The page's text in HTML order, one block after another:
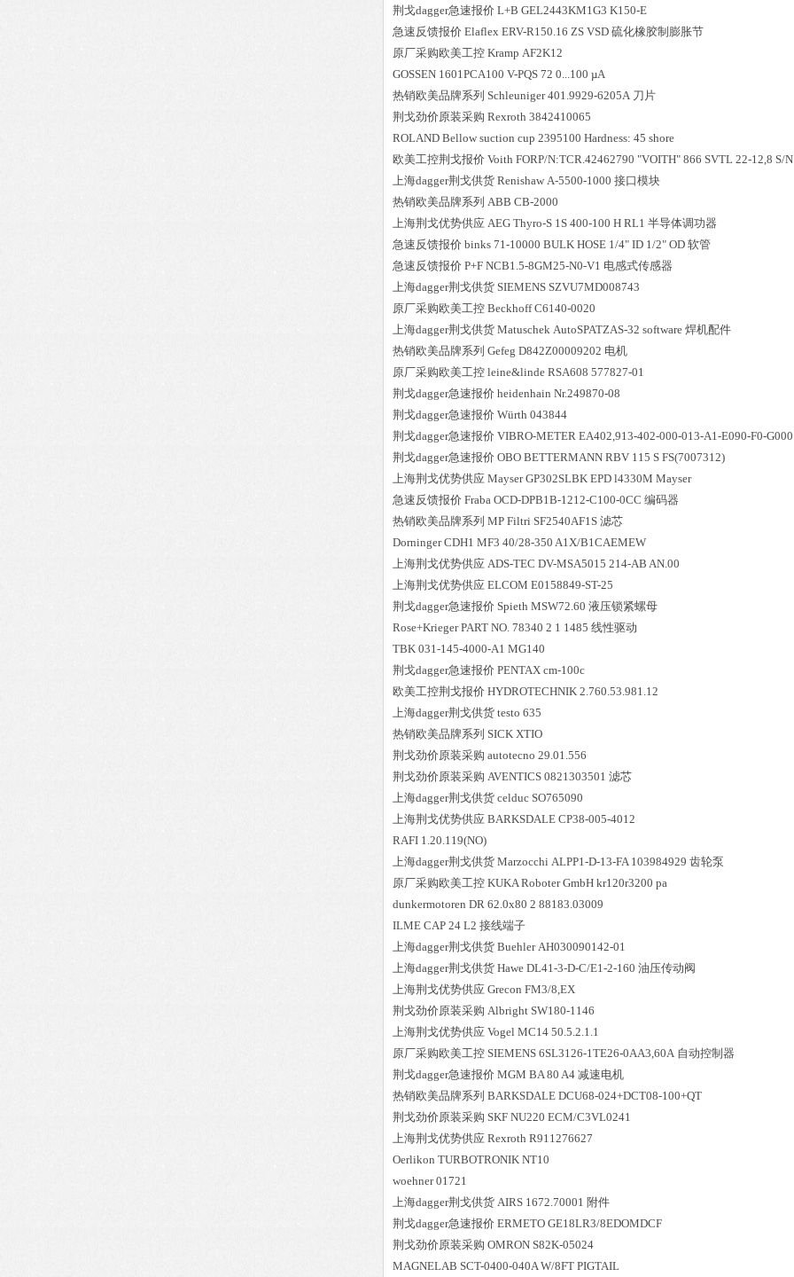
荆戈dagger急速报价 L+B GEL2443KM1G3 K150-E
急速反馈报价 Elaflex ERV-R150.16 ZS VSD 硫化橡胶制膨胀节
原厂采购欧美工控 Kramp AF2K12
GOSSEN 1601PCA100 V-PQS 72 0...100 µA
热销欧美品牌系列 Schleuniger 401.9929-6205A 刀片
荆戈劲价原装采购 Rexroth 3842410065
ROLAND Bellow suction cup 2395100 Hardness: 45 shore
欧美工控荆戈报价 Voith FORP/N:TCR.42462790 "VOITH" 866 SVTL 22-12,8 S/
上海dagger荆戈供货 Renishaw A-5500-1000 接口模块
热销欧美品牌系列 ABB CB-2000
上海荆戈优势供应 AEG Thyro-S 1S 400-100 H RL1 半导体调功器
急速反馈报价 binks 71-10000 BULK HOSE 1/4" ID 1/2" OD 软管
急速反馈报价 P+F NCB1.5-8GM25-N0-V1 电感式传感器
上海dagger荆戈供货 SIEMENS SZVU7MD008743
原厂采购欧美工控 Beckhoff C6140-0020
上海dagger荆戈供货 Matuschek AutoSPATZAS-32 software 焊机配件
热销欧美品牌系列 Gefeg D842Z00009202 电机
原厂采购欧美工控 leine&linde RSA608 577827-01
荆戈dagger急速报价 heidenhain Nr.249870-08
荆戈dagger急速报价 Würth 043844
荆戈dagger急速报价 VIBRO-METER EA402,913-402-000-013-A1-E090-F0-G000
荆戈dagger急速报价 OBO BETTERMANN RBV 115 S FS(7007312)
上海荆戈优势供应 Mayser GP302SLBK EPD l4330M Mayser
急速反馈报价 Fraba OCD-DPB1B-1212-C100-0CC 编码器
热销欧美品牌系列 MP Filtri SF2540AF1S 滤芯
Dorninger CDH1 MF3 40/28-350 A1X/B1CAEMEW
上海荆戈优势供应 ADS-TEC DV-MSA5015 214-AB AN.00
上海荆戈优势供应 ELCOM E0158849-ST-25
荆戈dagger急速报价 Spieth MSW72.60 液压锁紧螺母
Rose+Krieger PART NO. 78340 2 1 1485 线性驱动
TBK 031-145-4000-A1 MG140
荆戈dagger急速报价 PENTAX cm-100c
欧美工控荆戈报价 HYDROTECHNIK 2.760.53.981.12
上海dagger荆戈供货 testo 635
热销欧美品牌系列 SICK XTIO
荆戈劲价原装采购 autotecno 29.01.556
荆戈劲价原装采购 AVENTICS 0821303501 滤芯
上海dagger荆戈供货 celduc SO765090
上海荆戈优势供应 BARKSDALE CP38-005-4012
RAFI 1.20.119(NO)
上海dagger荆戈供货 Marzocchi ALPP1-D-13-FA 103984929 齿轮泵
原厂采购欧美工控 KUKA Roboter GmbH kr120r3200 pa
dunkermotoren DR 62.0x80 2 88183.03009
ILME CAP 24 L2 接线端子
上海dagger荆戈供货 Buehler AH030090142-01
上海dagger荆戈供货 Hawe DL41-3-D-C/E1-2-160 油压传动阀
上海荆戈优势供应 Grecon FM3/8,EX
荆戈劲价原装采购 Albright SW180-1146
上海荆戈优势供应 Vogel MC14 50.5.2.1.1
原厂采购欧美工控 SIEMENS 6SL3126-1TE26-0AA3,60A 自动控制器
荆戈dagger急速报价 MGM BA 80 A4 减速电机
热销欧美品牌系列 BARKSDALE DCU68-024+DCT08-100+QT
荆戈劲价原装采购 SKF NU220 ECM/C3VL0241
上海荆戈优势供应 Rexroth R911276627
Oerlikon TURBOTRONIK NT10
woehner 01721
上海dagger荆戈供货 AIRS 1672.70001 附件
荆戈dagger急速报价 ERMETO GE18LR3/8EDOMDCF
荆戈劲价原装采购 OMRON S82K-05024
MAGNELAB SCT-0400-040A W/8FT PIGTAIL